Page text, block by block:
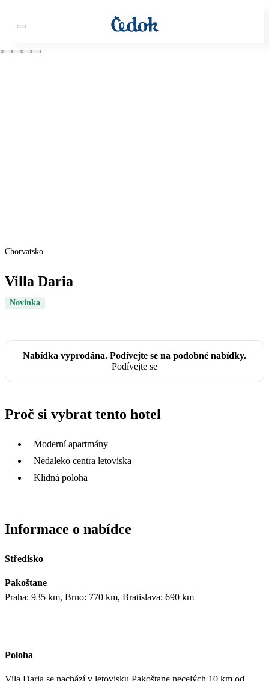
Chorvatsko
Villa Daria
Novinka
Nabídka vyprodána. Podívejte se na podobné nabídky.
Podívejte se
Proč si vybrat tento hotel
Moderní apartmány
Nedaleko centra letoviska
Klidná poloha
Informace o nabídce
Středisko
Pakoštane
Praha: 935 km, Brno: 770 km, Bratislava: 690 km
Poloha
Vila Daria se nachází v letovisku Pakoštane necelých 10 km od